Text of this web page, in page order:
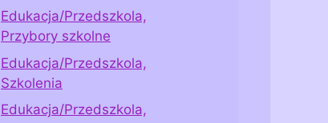
Edukacja/Przedszkola,
Przybory szkolne
Edukacja/Przedszkola,
Szkolenia
Edukacja/Przedszkola,